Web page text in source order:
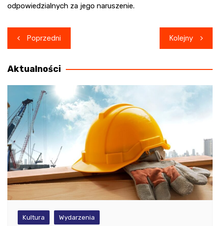
odpowiedzialnych za jego naruszenie.
Nawigacja
wpisu
Poprzedni Kolejny
Aktualności
Kultura Wydarzenia